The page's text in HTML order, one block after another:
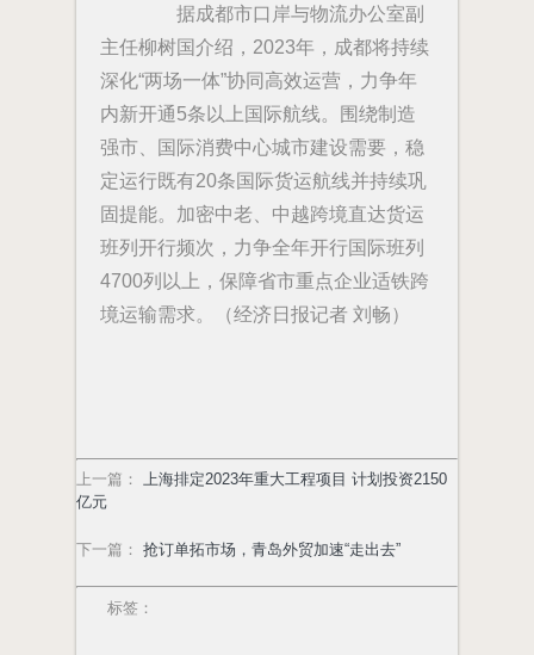
据成都市口岸与物流办公室副
主任柳树国介绍，2023年，成都将持续
深化“两场一体”协同高效运营，力争年
内新开通5条以上国际航线。围绕制造
强市、国际消费中心城市建设需要，稳
定运行既有20条国际货运航线并持续巩
固提能。加密中老、中越跨境直达货运
班列开行频次，力争全年开行国际班列
4700列以上，保障省市重点企业适铁跨
境运输需求。（经济日报记者 刘畅）
上一篇 ： 上海排定2023年重大工程项目 计划投资2150
亿元
下一篇 ： 抢订单拓市场，青岛外贸加速“走出去”
标签：